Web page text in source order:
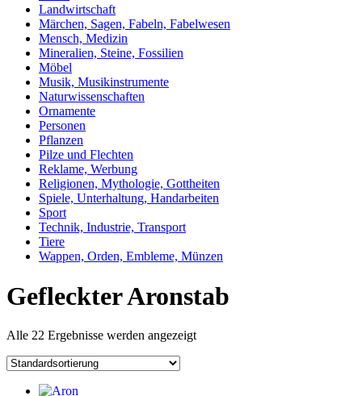
Landwirtschaft
Märchen, Sagen, Fabeln, Fabelwesen
Mensch, Medizin
Mineralien, Steine, Fossilien
Möbel
Musik, Musikinstrumente
Naturwissenschaften
Ornamente
Personen
Pflanzen
Pilze und Flechten
Reklame, Werbung
Religionen, Mythologie, Gottheiten
Spiele, Unterhaltung, Handarbeiten
Sport
Technik, Industrie, Transport
Tiere
Wappen, Orden, Embleme, Münzen
Gefleckter Aronstab
Alle 22 Ergebnisse werden angezeigt